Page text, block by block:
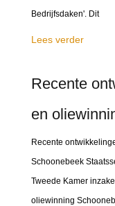
Bedrijfsdaken'. Dit
Lees verder
Recente
en
Recente
Schoonebeek
Tweede Kamer
oliewinning